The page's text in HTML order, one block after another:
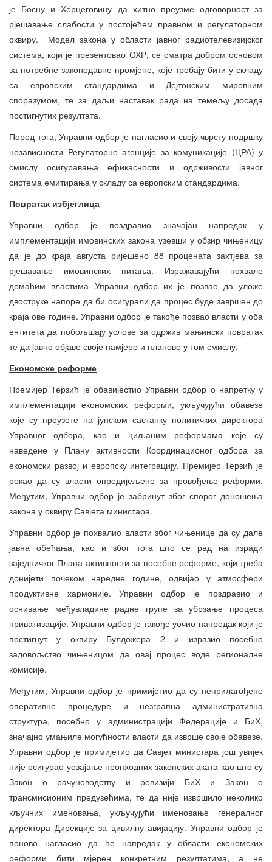
је Босну и Херцеговину да хитно преузме одговорност за
рјешавање слабости у постојећем правном и регулаторном
оквиру. Модел закона у области јавног радиотелевизијског
система, који је презентовао ОХР, се сматра добром основом
за потребне законодавне промјене, које требају бити у складу
са европским стандардима и Дејтонским мировним
споразумом, те за даљи наставак рада на темељу досада
постигнутих резултата.
Поред тога, Управни одбор је нагласио и своју чврсту подршку
независности Регулаторне агенције за комуникације (ЦРА) у
смислу осигуравања ефикасности и одрживости јавног
система емитирања у складу са европским стандардима.
Повратак избјеглица
Управни одбор је поздравио значајан напредак у
имплементацији имовинских закона узевши у обзир чињеницу
да је до краја августа ријешено 88 процената захтјева за
рјешавање имовинских питања. Изражавајући похвале
домаћим властима Управни одбор их је позвао да уложе
двоструке напоре да би осигурали да процес буде завршен до
краја ове године. Управни одбор је такође позвао власти у оба
ентитета да побољшају услове за одржив мањински повратак
те да јавно објаве своје намјере и планове у том смислу.
Економске реформе
Премијер Терзић је обавијестио Управни одбор о напретку у
имплементацији економских реформи, укључујући обавезе
које су преузете на јунском састанку политичких директора
Управног одбора, као и циљаним реформама које су
наведене у Плану активности Координационог одбора за
економски развој и европску интеграцију. Премијер Терзић је
рекао да су власти опредијељене за провођење реформи.
Међутим, Управни одбор је забринут због спорог доношења
закона у оквиру Савјета министара.
Управни одбор је похвалио власти због чињенице да су дале
јавна обећања, као и због тога што се рад на изради
заједничког Плана активности за посебне реформе, који треба
донијети почеком наредне године, одвијао у атмосфери
продуктивне хармоније. Управни одбор је поздравио и
оснивање међувладине радне групе за убрзање процеса
приватизације. Управни одбор је такође уочио напредак који је
постигнут у оквиру Булдожера 2 и изразио посебно
задовољство чињеницом да овај процес воде регионалне
комисије.
Међутим, Управни одбор је примијетио да су неприлагођене
оперативне процедуре и незграпна административна
структура, посебно у администрацији Федерације и БиХ,
значајно умањиле могућности власти да изврше своје обавезе.
Управни одбор је примијетио да Савјет министара још увијек
није осигурао усвајање неопходних законских аката као што су
Закон о рачуноводству и ревизији БиХ и Закон о
трансмисионим предузећима, те да није извршило неколико
кључних именовања, укључујући именовање генералног
директора Дирекције за цивилну авијацију. Управни одбор је
поново нагласио да ће напредак у области економских
реформи бити мјерен конкретним резултатима, а не